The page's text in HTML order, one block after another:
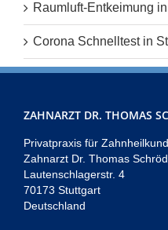
Raumluft-Entkeimung
Corona Schnelltest in
ZAHNARZT DR. THOMAS
Privatpraxis für
Zahnarzt Dr. Thomas
Lautenschlagerstr. 4
70173 Stuttgart
Deutschland